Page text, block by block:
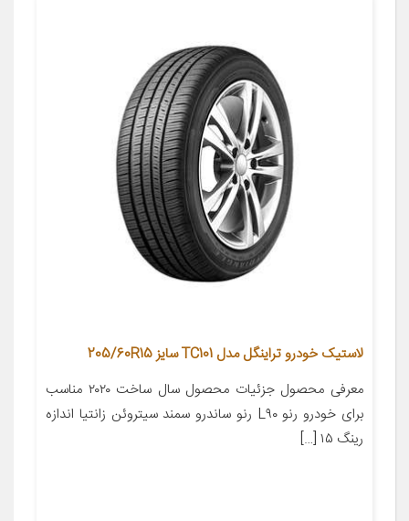
لاستیک خودرو تراینگل مدل TC101 سایز 205/60R15
معرفی محصول جزئیات محصول سال ساخت ۲۰۲۰ مناسب
برای خودرو رنو L۹۰ رنو ساندرو سمند سیتروئن زانتیا اندازه
رینگ ۱۵ […]